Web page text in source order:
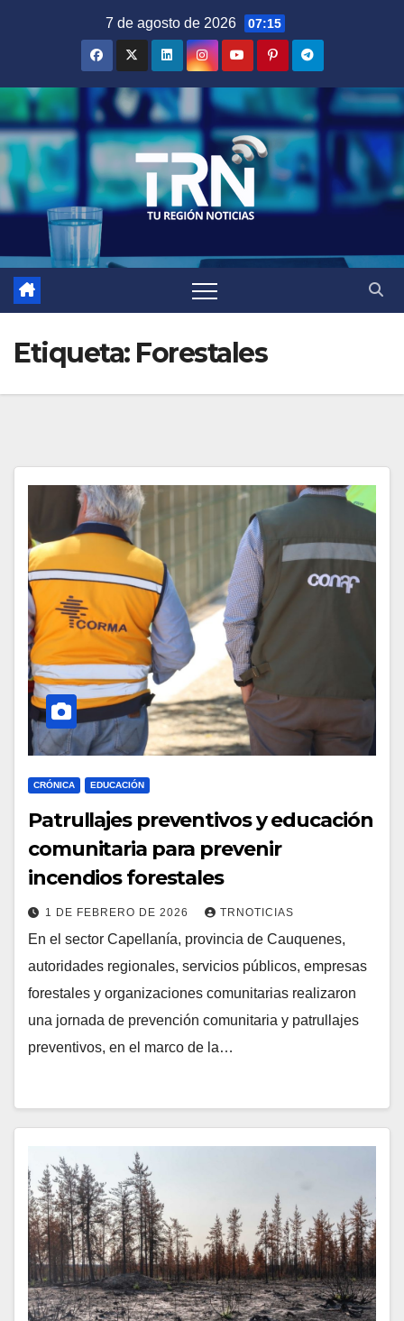
7 de agosto de 2026 07:15
Etiqueta: Forestales
CRÓNICA EDUCACIÓN
Patrullajes preventivos y educación
comunitaria para prevenir
incendios forestales
1 DE FEBRERO DE 2026 TRNOTICIAS
En el sector Capellanía, provincia de Cauquenes,
autoridades regionales, servicios públicos, empresas
forestales y organizaciones comunitarias realizaron
una jornada de prevención comunitaria y patrullajes
preventivos, en el marco de la…